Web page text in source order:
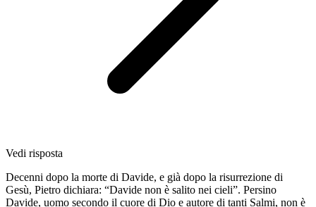
Vedi risposta
Decenni dopo la morte di Davide, e già dopo la risurrezione di
Gesù, Pietro dichiara: “Davide non è salito nei cieli”. Persino
Davide, uomo secondo il cuore di Dio e autore di tanti Salmi, non è